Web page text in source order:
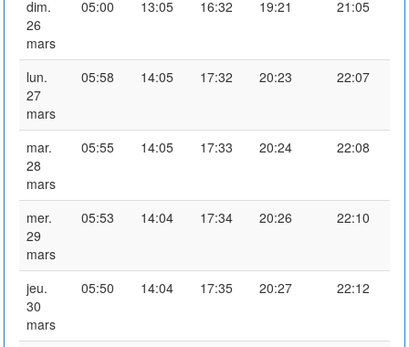
dim.
26
mars
05:00 13:05 16:32 19:21 21:05
lun.
27
mars
05:58 14:05 17:32 20:23 22:07
mar.
28
mars
05:55 14:05 17:33 20:24 22:08
mer.
29
mars
05:53 14:04 17:34 20:26 22:10
jeu.
30
mars
05:50 14:04 17:35 20:27 22:12